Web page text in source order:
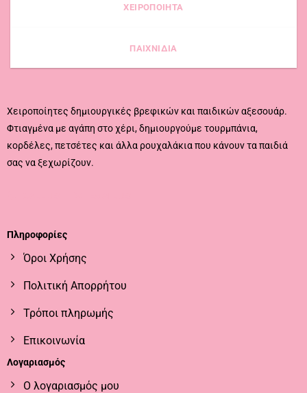
ΧΕΙΡΟΠΟΙΗΤΑ
ΠΑΙΧΝΙΔΙΑ
Χειροποίητες δημιουργικές βρεφικών και παιδικών αξεσουάρ.
Φτιαγμένα με αγάπη στο χέρι, δημιουργούμε τουρμπάνια,
κορδέλες, πετσέτες και άλλα ρουχαλάκια που κάνουν τα παιδιά
σας να ξεχωρίζουν.
Πληροφορίες
Όροι Χρήσης
Πολιτική Απορρήτου
Τρόποι πληρωμής
Επικοινωνία
Λογαριασμός
Ο λογαριασμός μου